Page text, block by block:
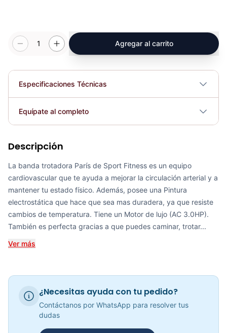
1 Agregar al carrito
Especificaciones Técnicas
Dimensiones
Largo 199 cm x Alto 135 cm x Ancho
87 cm perfecta para tu hogar
Peso máx. usuario
Niveles de resistencia 25
Plegable Sí
Requiere electricidad
Equípate al completo
COP 4,218,297.00
Banda Trotadora Montpellier - Sport Fitness 72030
COP 5,448,969.00
COP 4,200,296.00
Descripción
La banda trotadora París de Sport Fitness es un equipo
cardiovascular que te ayuda a mejorar la circulación arterial y a
mantener tu estado físico. Además, posee una Pintura
electrostática que hace que sea mas duradera, ya que resiste
cambios de temperatura. Tiene un Motor de lujo (AC 3.0HP).
También es perfecta gracias a que puedes caminar, trotar...
Ver más
¿Necesitas ayuda con tu pedido?
Contáctanos por WhatsApp para resolver tus
dudas